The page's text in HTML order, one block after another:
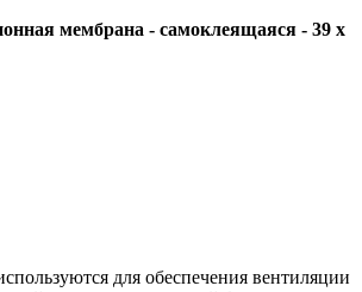
мембрана - самоклеящаяся - 39 x
для обеспечения вентиляции